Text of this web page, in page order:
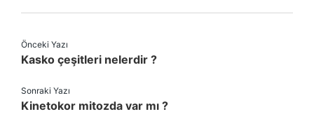
Önceki Yazı
Kasko çeşitleri nelerdir ?
Sonraki Yazı
Kinetokor mitozda var mı ?